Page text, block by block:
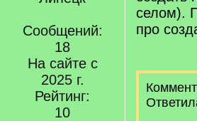
Сообщений:
18
На сайте с
2025 г.
Рейтинг:
10
селом).
про